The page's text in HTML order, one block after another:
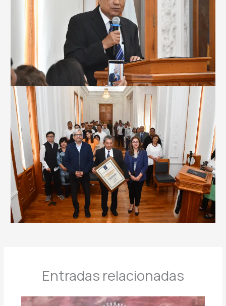
Entradas relacionadas